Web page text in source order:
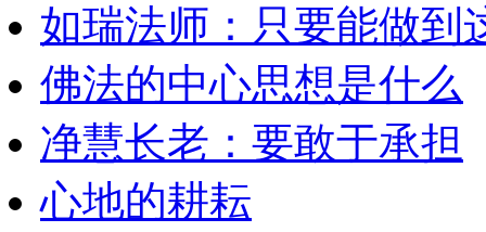
如瑞法师：只要能做到
佛法的中心思想是什么
净慧长老：要敢于承担
心地的耕耘